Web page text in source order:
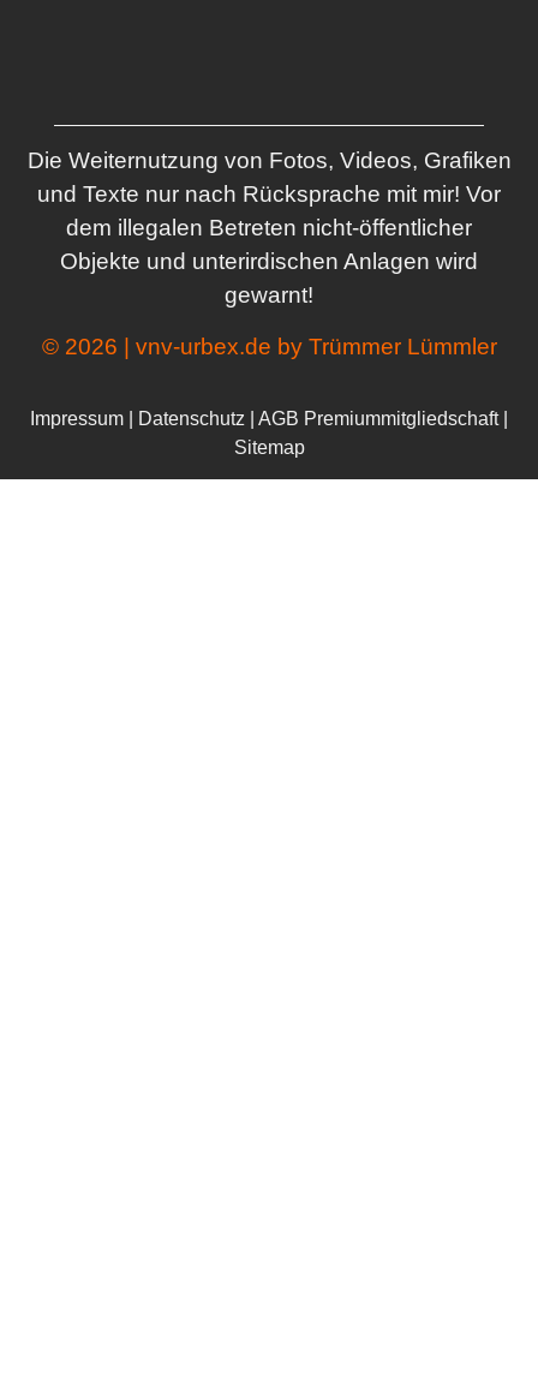
Die Weiternutzung von Fotos, Videos, Grafiken
und Texte nur nach Rücksprache mit mir! Vor
dem illegalen Betreten nicht-öffentlicher
Objekte und unterirdischen Anlagen wird
gewarnt!
© 2026 | vnv-urbex.de by Trümmer Lümmler
Impressum Datenschutz AGB Premiummitgliedschaft|
Sitemap